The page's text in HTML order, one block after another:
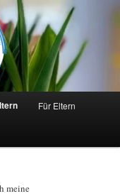
Für Eltern
meine